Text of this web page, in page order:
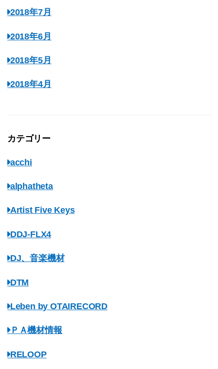
2018年7月
2018年6月
2018年5月
2018年4月
カテゴリー
acchi
alphatheta
Artist Five Keys
DDJ-FLX4
DJ、音楽機材
DTM
Leben by OTAIRECORD
ＰＡ機材情報
RELOOP